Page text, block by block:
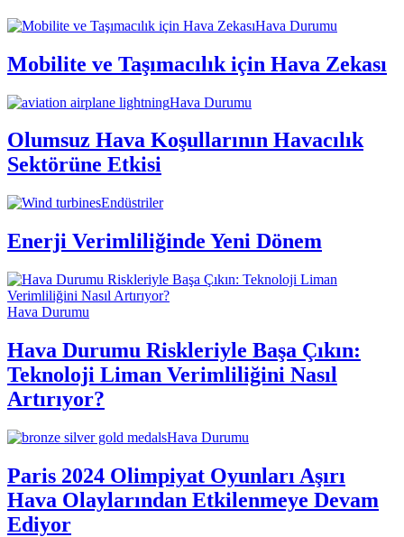
Hava Durumu
Mobilite ve Taşımacılık için Hava Zekası
Hava Durumu
Olumsuz Hava Koşullarının Havacılık
Sektörüne Etkisi
Endüstriler
Enerji Verimliliğinde Yeni Dönem
Hava Durumu
Hava Durumu Riskleriyle Başa Çıkın:
Teknoloji Liman Verimliliğini Nasıl
Artırıyor?
Hava Durumu
Paris 2024 Olimpiyat Oyunları Aşırı
Hava Olaylarından Etkilenmeye Devam
Ediyor